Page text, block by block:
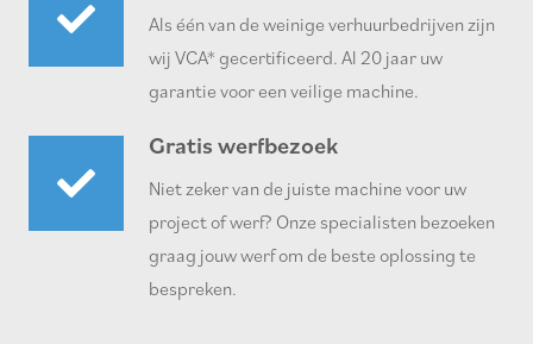
Als één van de weinige verhuurbedrijven zijn
wij VCA* gecertificeerd. Al 20 jaar uw
garantie voor een veilige machine.
Gratis werfbezoek
Niet zeker van de juiste machine voor uw
project of werf? Onze specialisten bezoeken
graag jouw werf om de beste oplossing te
bespreken.